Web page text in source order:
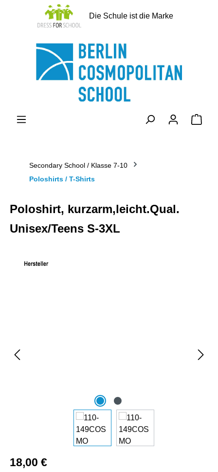
springen
Die Schule ist die Marke
Secondary School / Klasse 7-10
Poloshirts / T-Shirts
Poloshirt, kurzarm,leicht.Qual.
Unisex/Teens S-3XL
18,00 €